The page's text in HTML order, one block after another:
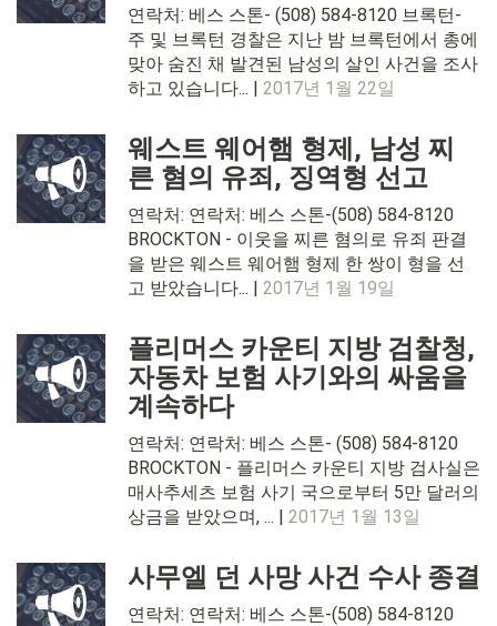
연락처: 베스 스톤- (508) 584-8120 브록턴-
주 및 브록턴 경찰은 지난 밤 브록턴에서 총에
맞아 숨진 채 발견된 남성의 살인 사건을 조사
하고 있습니다... | 2017년 1월 22일
웨스트 웨어햄 형제, 남성 찌
른 혐의 유죄, 징역형 선고
연락처: 연락처: 베스 스톤-(508) 584-8120
BROCKTON - 이웃을 찌른 혐의로 유죄 판결
을 받은 웨스트 웨어햄 형제 한 쌍이 형을 선
고 받았습니다... | 2017년 1월 19일
플리머스 카운티 지방 검찰청,
자동차 보험 사기와의 싸움을
계속하다
연락처: 연락처: 베스 스톤- (508) 584-8120
BROCKTON - 플리머스 카운티 지방 검사실은
매사추세츠 보험 사기 국으로부터 5만 달러의
상금을 받았으며, ... | 2017년 1월 13일
사무엘 던 사망 사건 수사 종결
연락처: 연락처: 베스 스톤-(508) 584-8120